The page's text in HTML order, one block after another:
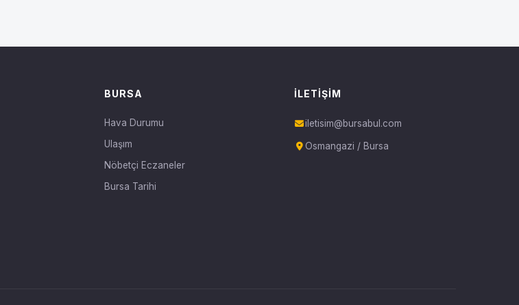
BURSA
Hava Durumu
Ulaşım
Nöbetçi Eczaneler
Bursa Tarihi
İLETIŞIM
iletisim@bursabul.com
Osmangazi / Bursa